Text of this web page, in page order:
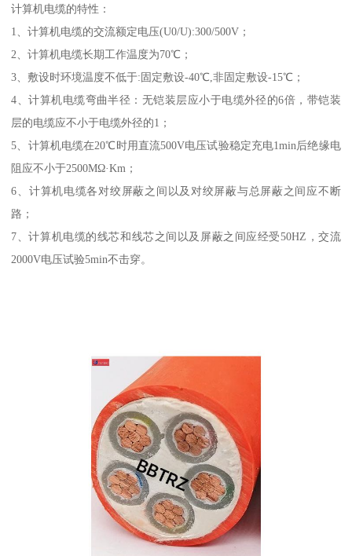
计算机电缆的特性：
1、计算机电缆的交流额定电压(U0/U):300/500V；
2、计算机电缆长期工作温度为70℃；
3、敷设时环境温度不低于:固定敷设-40℃,非固定敷设-15℃；
4、计算机电缆弯曲半径：无铠装层应小于电缆外径的6倍，带铠装
层的电缆应不小于电缆外径的1；
5、计算机电缆在20℃时用直流500V电压试验稳定充电1min后绝缘电
阻应不小于2500MΩ·Km；
6、计算机电缆各对绞屏蔽之间以及对绞屏蔽与总屏蔽之间应不断
路；
7、计算机电缆的线芯和线芯之间以及屏蔽之间应经受50HZ，交流
2000V电压试验5min不击穿。